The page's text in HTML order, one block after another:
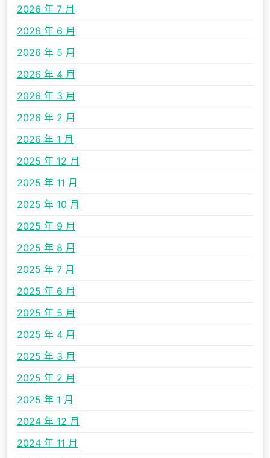
2026 年 7 月
2026 年 6 月
2026 年 5 月
2026 年 4 月
2026 年 3 月
2026 年 2 月
2026 年 1 月
2025 年 12 月
2025 年 11 月
2025 年 10 月
2025 年 9 月
2025 年 8 月
2025 年 7 月
2025 年 6 月
2025 年 5 月
2025 年 4 月
2025 年 3 月
2025 年 2 月
2025 年 1 月
2024 年 12 月
2024 年 11 月